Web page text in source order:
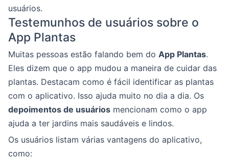
usuários.
Testemunhos de usuários sobre o
App Plantas
Muitas pessoas estão falando bem do App Plantas.
Eles dizem que o app mudou a maneira de cuidar das
plantas. Destacam como é fácil identificar as plantas
com o aplicativo. Isso ajuda muito no dia a dia. Os
depoimentos de usuários mencionam como o app
ajuda a ter jardins mais saudáveis e lindos.
Os usuários listam várias vantagens do aplicativo,
como: